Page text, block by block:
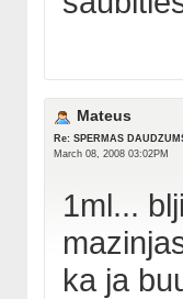
Mateus
Re: SPERMAS
March 08, 2008 03:02PM
1ml...
ka ja